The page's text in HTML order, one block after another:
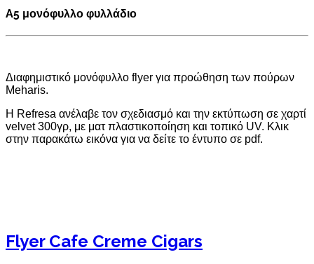
A5 μονόφυλλο φυλλάδιο
Διαφημιστικό μονόφυλλο flyer για προώθηση των πούρων
Meharis.
Η Refresa ανέλαβε τον σχεδιασμό και την εκτύπωση σε χαρτί
velvet 300γρ, με ματ πλαστικοποίηση και τοπικό UV. Κλικ
στην παρακάτω εικόνα για να δείτε το έντυπο σε pdf.
Flyer Cafe Creme Cigars